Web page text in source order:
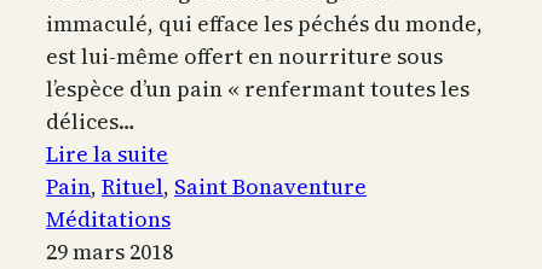
immaculé, qui efface les péchés du monde,
est lui-même offert en nourriture sous
l’espèce d’un pain « renfermant toutes les
délices…
Lire la suite
Jésus,
pain
consacré
Pain, Rituel, Saint Bonaventure
Méditations
29 mars 2018